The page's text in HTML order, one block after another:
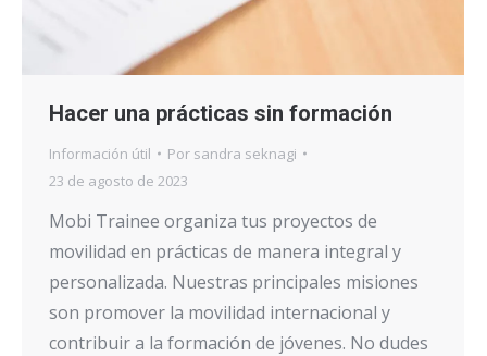
Hacer una prácticas sin formación
Información útil Por sandra seknagi
23 de agosto de 2023
Mobi Trainee organiza tus proyectos de
movilidad en prácticas de manera integral y
personalizada. Nuestras principales misiones
son promover la movilidad internacional y
contribuir a la formación de jóvenes. No dudes